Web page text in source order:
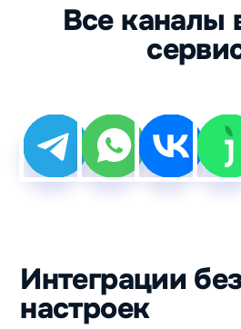
Все каналы
Интеграции
настроек